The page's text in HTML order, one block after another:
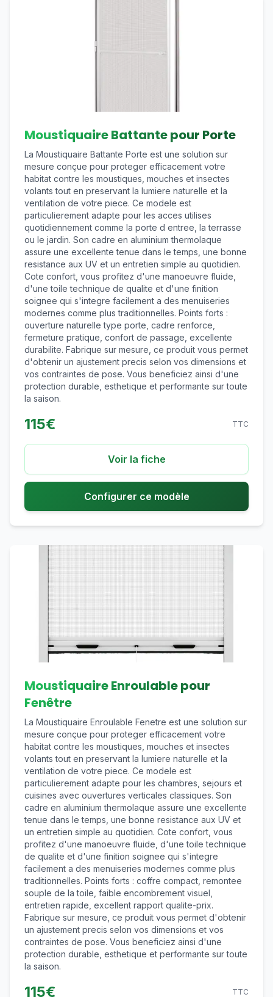
Moustiquaire Battante pour Porte
La Moustiquaire Battante Porte est une solution sur
mesure conçue pour proteger efficacement votre
habitat contre les moustiques, mouches et insectes
volants tout en preservant la lumiere naturelle et la
ventilation de votre piece. Ce modele est
particulierement adapte pour les acces utilises
quotidiennement comme la porte d entree, la terrasse
ou le jardin. Son cadre en aluminium thermolaque
assure une excellente tenue dans le temps, une bonne
resistance aux UV et un entretien simple au quotidien.
Cote confort, vous profitez d'une manoeuvre fluide,
d'une toile technique de qualite et d'une finition
soignee qui s'integre facilement a des menuiseries
modernes comme plus traditionnelles. Points forts :
ouverture naturelle type porte, cadre renforce,
fermeture pratique, confort de passage, excellente
durabilite. Fabrique sur mesure, ce produit vous permet
d'obtenir un ajustement precis selon vos dimensions et
vos contraintes de pose. Vous beneficiez ainsi d'une
protection durable, esthetique et performante sur toute
la saison.
115€ TTC
Voir la fiche
Configurer ce modèle
Moustiquaire Enroulable pour
Fenêtre
La Moustiquaire Enroulable Fenetre est une solution sur
mesure conçue pour proteger efficacement votre
habitat contre les moustiques, mouches et insectes
volants tout en preservant la lumiere naturelle et la
ventilation de votre piece. Ce modele est
particulierement adapte pour les chambres, sejours et
cuisines avec ouvertures verticales classiques. Son
cadre en aluminium thermolaque assure une excellente
tenue dans le temps, une bonne resistance aux UV et
un entretien simple au quotidien. Cote confort, vous
profitez d'une manoeuvre fluide, d'une toile technique
de qualite et d'une finition soignee qui s'integre
facilement a des menuiseries modernes comme plus
traditionnelles. Points forts : coffre compact, remontee
souple de la toile, faible encombrement visuel,
entretien rapide, excellent rapport qualite-prix.
Fabrique sur mesure, ce produit vous permet d'obtenir
un ajustement precis selon vos dimensions et vos
contraintes de pose. Vous beneficiez ainsi d'une
protection durable, esthetique et performante sur toute
la saison.
115€ TTC